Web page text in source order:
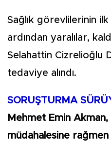
Sağlık görevlilerinin
ardından yaralılar,
Selahattin Cizrelioğlu
tedaviye alındı.
SORUŞTURMA
Mehmet Emin
müdahalesine rağmen